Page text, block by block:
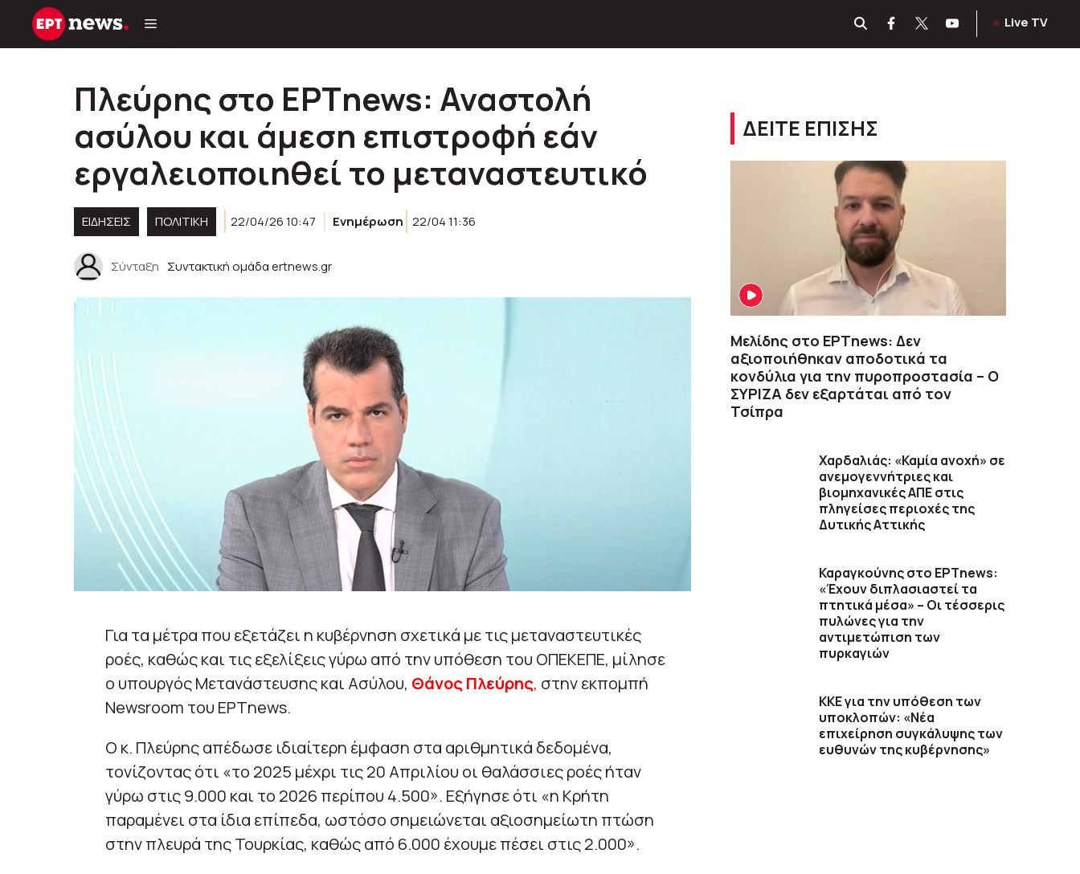
Μετάβαση
Live TV
Πλεύρης στο ΕΡΤnews: Αναστολή
ασύλου και άμεση επιστροφή εάν
εργαλειοποιηθεί το μεταναστευτικό
ΕΙΔΗΣΕΙΣ ΠΟΛΙΤΙΚΉ 22/04/26 10:47 Ενημέρωση 22/04 11:36
Σύνταξη Συντακτική ομάδα ertnews.gr
Για τα μέτρα που εξετάζει η κυβέρνηση σχετικά με τις μεταναστευτικές
ροές, καθώς και τις εξελίξεις γύρω από την υπόθεση του ΟΠΕΚΕΠΕ, μίλησε
ο υπουργός Μετανάστευσης και Ασύλου, Θάνος Πλεύρης, στην εκπομπή
Newsroom του ΕΡΤnews.
Ο κ. Πλεύρης απέδωσε ιδιαίτερη έμφαση στα αριθμητικά δεδομένα,
τονίζοντας ότι «το 2025 μέχρι τις 20 Απριλίου οι θαλάσσιες ροές ήταν
γύρω στις 9.000 και το 2026 περίπου 4.500». Εξήγησε ότι «η Κρήτη
παραμένει στα ίδια επίπεδα, ωστόσο σημειώνεται αξιοσημείωτη πτώση
στην πλευρά της Τουρκίας, καθώς από 6.000 έχουμε πέσει στις 2.000».
ΔΕΙΤΕ ΕΠΙΣΗΣ
Μελίδης στο ΕΡΤnews: Δεν
αξιοποιήθηκαν αποδοτικά τα
κονδύλια για την πυροπροστασία – Ο
ΣΥΡΙΖΑ δεν εξαρτάται από τον
Τσίπρα
Χαρδαλιάς: «Καμία ανοχή» σε
ανεμογεννήτριες και
βιομηχανικές ΑΠΕ στις
πληγείσες περιοχές της
Δυτικής Αττικής
Καραγκούνης στο ΕΡΤnews:
«Έχουν διπλασιαστεί τα
πτητικά μέσα» – Οι τέσσερις
πυλώνες για την
αντιμετώπιση των
πυρκαγιών
ΚΚΕ για την υπόθεση των
υποκλοπών: «Νέα
επιχείρηση συγκάλυψης των
ευθυνών της κυβέρνησης»